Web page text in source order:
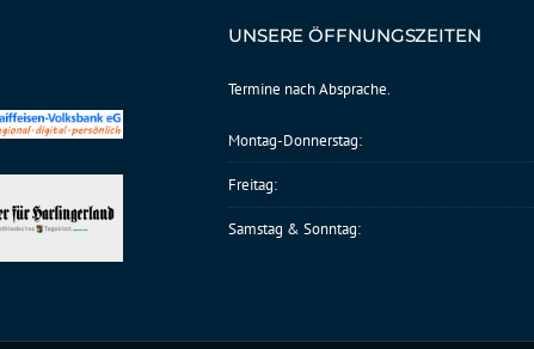
UNSERE ÖFFNUNGSZEITEN
Termine nach Absprache.
Montag-Donnerstag:
Freitag:
Samstag & Sonntag: